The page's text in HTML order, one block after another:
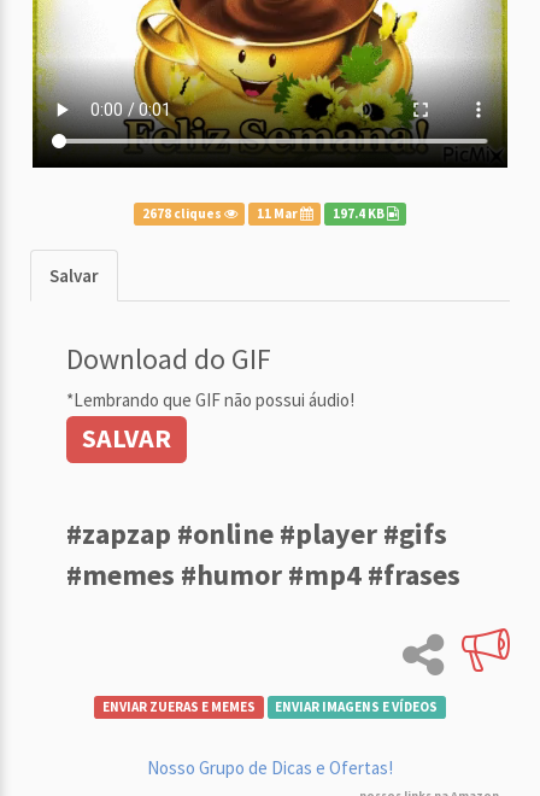
2678 cliques 11 Mar 197.4 KB
Salvar
Download do GIF
*Lembrando que GIF não possui áudio!
SALVAR
#zapzap #online #player #gifs
#memes #humor #mp4 #frases
ENVIAR ZUERAS E MEMES ENVIAR IMAGENS E VÍDEOS
Nosso Grupo de Dicas e Ofertas!